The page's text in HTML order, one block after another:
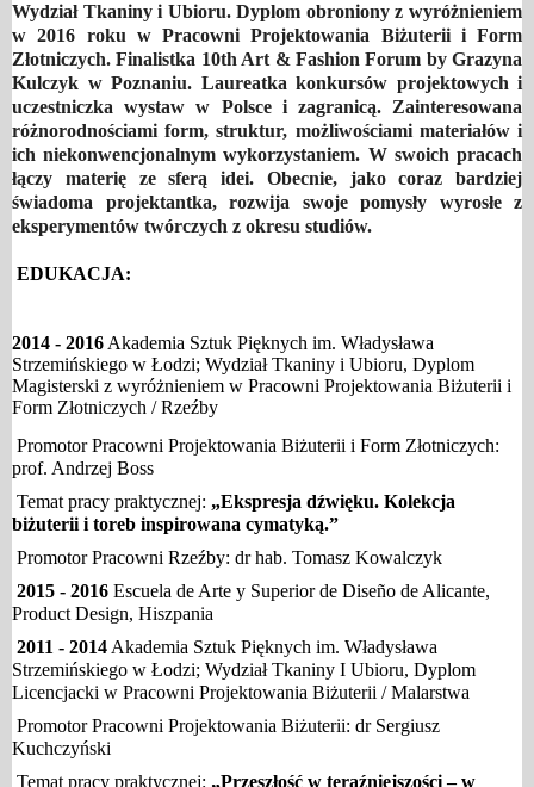
Wydział Tkaniny i Ubioru. Dyplom obroniony z wyróżnieniem
w 2016 roku w Pracowni Projektowania Biżuterii i Form
Złotniczych. Finalistka 10th Art & Fashion Forum by Grazyna
Kulczyk w Poznaniu. Laureatka konkursów projektowych i
uczestniczka wystaw w Polsce i zagranicą. Zainteresowana
różnorodnościami form, struktur, możliwościami materiałów i
ich niekonwencjonalnym wykorzystaniem. W swoich pracach
łączy materię ze sferą idei. Obecnie, jako coraz bardziej
świadoma projektantka, rozwija swoje pomysły wyrosłe z
eksperymentów twórczych z okresu studiów.
EDUKACJA:
2014 - 2016Akademia Sztuk Pięknych im. Władysława
Strzemińskiego w Łodzi; Wydział Tkaniny i Ubioru, Dyplom
Magisterski z wyróżnieniem w Pracowni Projektowania Biżuterii i
Form Złotniczych / Rzeźby
Promotor Pracowni Projektowania Biżuterii i Form Złotniczych:
prof. Andrzej Boss
Temat pracy praktycznej: „Ekspresja dźwięku. Kolekcja
biżuterii i toreb inspirowana cymatyką.”
Promotor Pracowni Rzeźby: dr hab. Tomasz Kowalczyk
2015 - 2016 Escuela de Arte y Superior de Diseño de Alicante,
Product Design, Hiszpania
2011 - 2014 Akademia Sztuk Pięknych im. Władysława
Strzemińskiego w Łodzi; Wydział Tkaniny I Ubioru, Dyplom
Licencjacki w Pracowni Projektowania Biżuterii / Malarstwa
Promotor Pracowni Projektowania Biżuterii: dr Sergiusz
Kuchczyński
Temat pracy praktycznej: „Przeszłość w teraźniejszości – w